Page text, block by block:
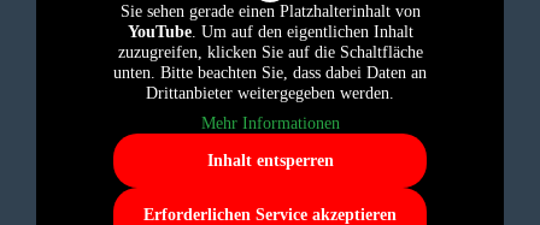
Sie sehen gerade einen Platzhalterinhalt von
YouTube. Um auf den eigentlichen Inhalt
zuzugreifen, klicken Sie auf die Schaltfläche
unten. Bitte beachten Sie, dass dabei Daten an
Drittanbieter weitergegeben werden.
Mehr Informationen
Inhalt entsperren
Erforderlichen Service akzeptieren